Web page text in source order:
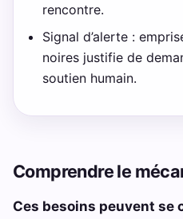
rencontre.
Signal d’alerte :
noires justifie de
soutien humain.
Comprendre le
Ces besoins peuvent se